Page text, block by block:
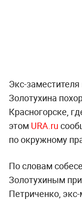
Экс-
Золотухина
Красногорске,
этом URA.ru
по окружному
По словам
Золотухиным
Петриченко,